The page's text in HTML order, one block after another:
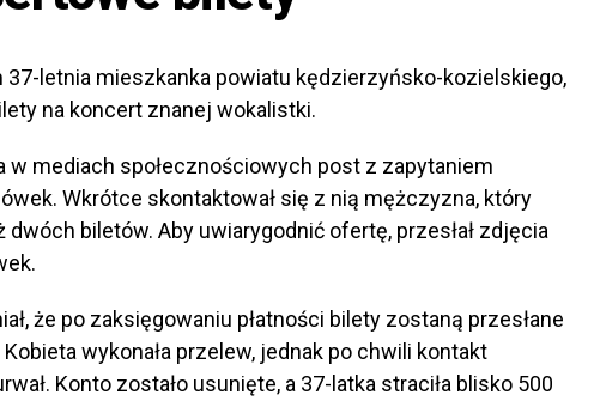
37-letnia mieszkanka powiatu kędzierzyńsko-kozielskiego,
na koncert znanej wokalistki.
w mediach społecznościowych post z zapytaniem
Wkrótce skontaktował się z nią mężczyzna, który
dwóch biletów. Aby uwiarygodnić ofertę, przesłał zdjęcia
że po zaksięgowaniu płatności bilety zostaną przesłane
wykonała przelew, jednak po chwili kontakt
Konto zostało usunięte, a 37-latka straciła blisko 500